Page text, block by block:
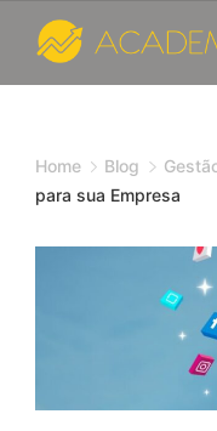
content
e
Marketing
Home Blog
para sua Empresa